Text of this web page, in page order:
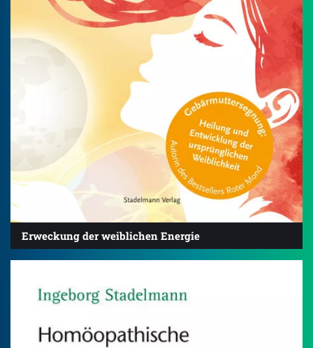
Erweckung der weiblichen Energie